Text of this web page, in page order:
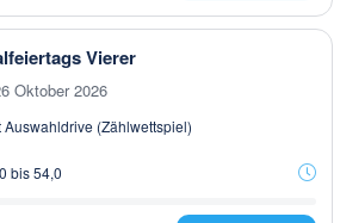
Vierer
Oktober 2026
Auswahldrive (Zählwettspiel)
bis 54,0